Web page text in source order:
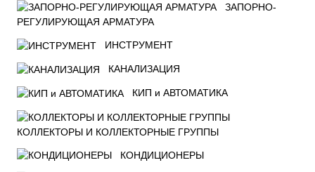
ЗАПОРНО-
РЕГУЛИРУЮЩАЯ АРМАТУРА
ИНСТРУМЕНТ
КАНАЛИЗАЦИЯ
КИП и АВТОМАТИКА
КОЛЛЕКТОРЫ И КОЛЛЕКТОРНЫЕ ГРУППЫ
КОНДИЦИОНЕРЫ